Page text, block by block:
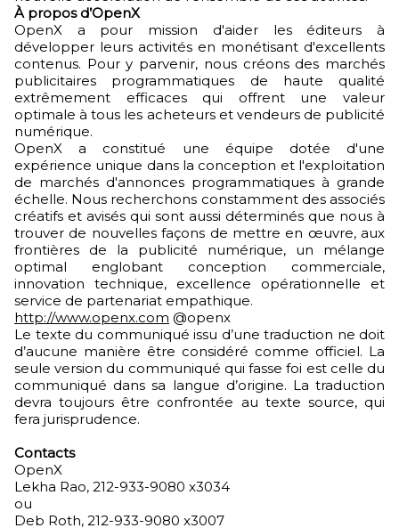
À propos d’OpenX
OpenX a pour mission d'aider les éditeurs à
développer leurs activités en monétisant d'excellents
contenus. Pour y parvenir, nous créons des marchés
publicitaires programmatiques de haute qualité
extrêmement efficaces qui offrent une valeur
optimale à tous les acheteurs et vendeurs de publicité
numérique.
OpenX a constitué une équipe dotée d'une
expérience unique dans la conception et l'exploitation
de marchés d'annonces programmatiques à grande
échelle. Nous recherchons constamment des associés
créatifs et avisés qui sont aussi déterminés que nous à
trouver de nouvelles façons de mettre en œuvre, aux
frontières de la publicité numérique, un mélange
optimal englobant conception commerciale,
innovation technique, excellence opérationnelle et
service de partenariat empathique.
http://www.openx.com @openx
Le texte du communiqué issu d’une traduction ne doit
d’aucune manière être considéré comme officiel. La
seule version du communiqué qui fasse foi est celle du
communiqué dans sa langue d’origine. La traduction
devra toujours être confrontée au texte source, qui
fera jurisprudence.
Contacts
OpenX
Lekha Rao, 212-933-9080 x3034
ou
Deb Roth, 212-933-9080 x3007